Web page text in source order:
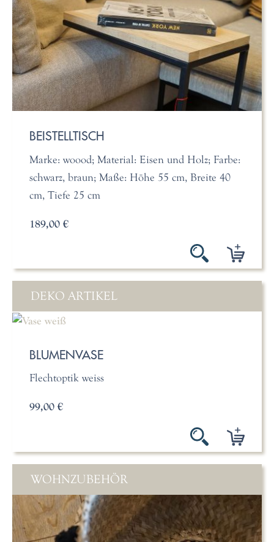
BEISTELLTISCH
Marke: woood; Material: Eisen und Holz; Farbe:
schwarz, braun; Maße: Höhe 55 cm, Breite 40
cm, Tiefe 25 cm
189,00 €
DEKO ARTIKEL
BLUMENVASE
Flechtoptik weiss
99,00 €
WOHNZUBEHÖR